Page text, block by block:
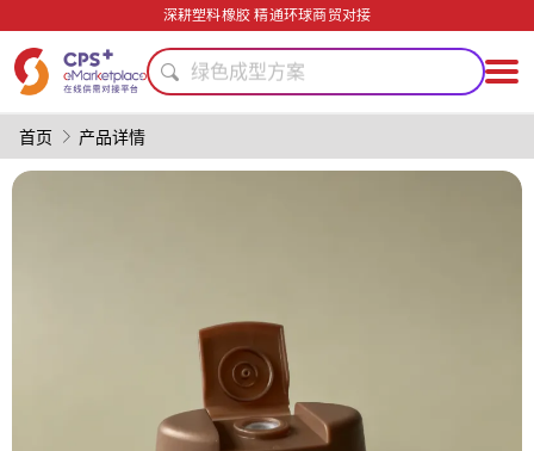
深耕塑料橡胶 精通环球商贸对接
再生料加工
绿色成型方案
功能材料
PVC
轻量化
绿色成型方案
功能材料
定制化
首页 产品详情